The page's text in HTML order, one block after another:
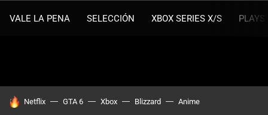
VALE LA PENA SELECCIÓN XBOX SERIES X/S
HOY SE HABLA DE
Netflix GTA 6 Xbox Blizzard Anime